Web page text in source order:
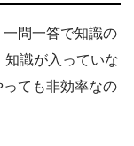
一問一答で知識の
識が入っていな
ても非効率なの